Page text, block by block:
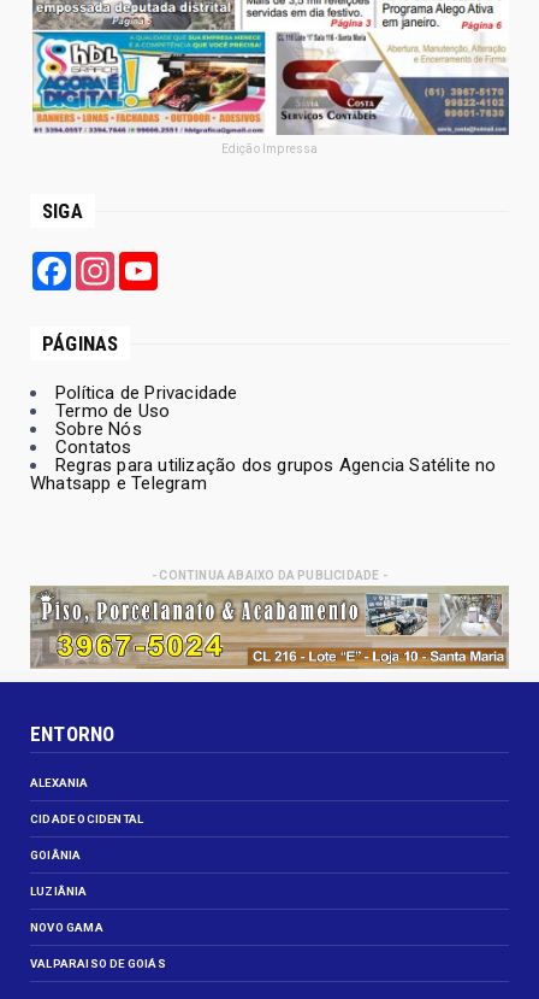
Edição Impressa
SIGA
FacebookInstagram
PÁGINAS
Política de Privacidade
Termo de Uso
Sobre Nós
Contatos
Regras para utilização dos grupos Agencia Satélite no
Whatsapp e Telegram
- CONTINUA ABAIXO DA PUBLICIDADE -
ENTORNO
ALEXANIA
CIDADE OCIDENTAL
GOIÂNIA
LUZIÂNIA
NOVO GAMA
VALPARAISO DE GOIÁS